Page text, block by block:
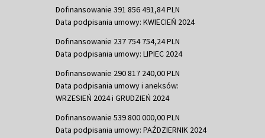
Dofinansowanie 391 856 491,84 PLN
Data podpisania umowy: KWIECIEŃ 2024
Dofinansowanie 237 754 754,24 PLN
Data podpisania umowy: LIPIEC 2024
Dofinansowanie 290 817 240,00 PLN
Data podpisania umowy i aneksów:
WRZESIEŃ 2024 i GRUDZIEŃ 2024
Dofinansowanie 539 800 000,00 PLN
Data podpisania umowy: PAŹDZIERNIK 2024